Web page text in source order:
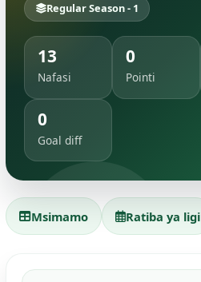
Regular Season - 1
13
Nafasi
0
Pointi
0
Goal diff
Msimamo Ratiba ya ligi